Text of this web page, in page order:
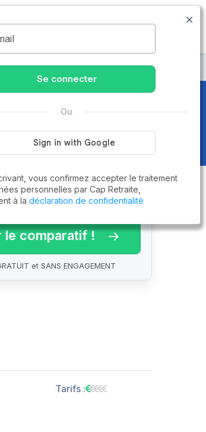
09.74.59.59.57
le comparatif !
et SANS ENGAGEMENT
Tarifs :
Se connecter
Ou
vous confirmez accepter le traitement
personnelles par Cap Retraite,
à la déclaration de confidentialité